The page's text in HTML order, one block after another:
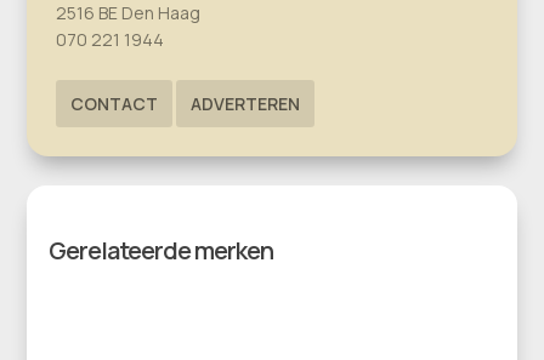
2516 BE Den Haag
070 221 1944
CONTACT ADVERTEREN
Gerelateerde merken